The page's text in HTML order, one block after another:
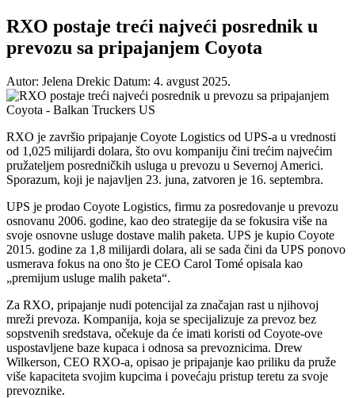
RXO postaje treći najveći posrednik u
prevozu sa pripajanjem Coyota
Autor: Jelena Drekic Datum: 4. avgust 2025.
RXO je završio pripajanje Coyote Logistics od UPS-a u vrednosti
od 1,025 milijardi dolara, što ovu kompaniju čini trećim najvećim
pružateljem posredničkih usluga u prevozu u Severnoj Americi.
Sporazum, koji je najavljen 23. juna, zatvoren je 16. septembra.
UPS je prodao Coyote Logistics, firmu za posredovanje u prevozu
osnovanu 2006. godine, kao deo strategije da se fokusira više na
svoje osnovne usluge dostave malih paketa. UPS je kupio Coyote
2015. godine za 1,8 milijardi dolara, ali se sada čini da UPS ponovo
usmerava fokus na ono što je CEO Carol Tomé opisala kao
„premijum usluge malih paketa“.
Za RXO, pripajanje nudi potencijal za značajan rast u njihovoj
mreži prevoza. Kompanija, koja se specijalizuje za prevoz bez
sopstvenih sredstava, očekuje da će imati koristi od Coyote-ove
uspostavljene baze kupaca i odnosa sa prevoznicima. Drew
Wilkerson, CEO RXO-a, opisao je pripajanje kao priliku da pruže
više kapaciteta svojim kupcima i povećaju pristup teretu za svoje
prevoznike.